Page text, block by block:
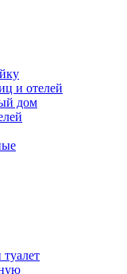
и отелей
дом